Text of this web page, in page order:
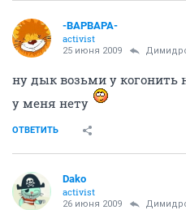
-ВАРВАРА-
activist
25 июня 2009
ну дык возьми у когонить
у меня нету
ОТВЕТИТЬ
Dako
activist
26 июня 2009